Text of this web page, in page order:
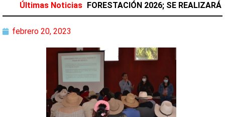
Últimas Noticias
NACIONAL DE REFORESTACIÓN 2026; SE REALIZARÁ EL
febrero 20, 2023